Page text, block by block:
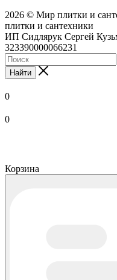
2026 © Мир плитки и
плитки и сантехники
ИП Сидлярук Сергей
323390000066231
Найти
0
0
Корзина